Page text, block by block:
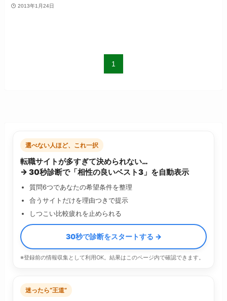
2013年1月24日
1
選べない人ほど、これ一択
転職サイトが多すぎて決められない…
→ 30秒診断で「相性の良いベスト3」を自動表示
質問6つであなたの希望条件を整理
合うサイトだけを理由つきで提示
しつこい比較疲れを止められる
30秒で診断をスタートする →
※登録前の情報収集として利用OK。結果はこのページ内で確認できます。
迷ったら“王道”